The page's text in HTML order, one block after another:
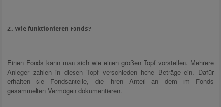
2. Wie funktionieren Fonds?
Einen Fonds kann man sich wie einen großen Topf vorstellen. Mehrere
Anleger zahlen in diesen Topf verschieden hohe Beträge ein. Dafür
erhalten sie Fondsanteile, die ihren Anteil an dem im Fonds
gesammelten Vermögen dokumentieren.